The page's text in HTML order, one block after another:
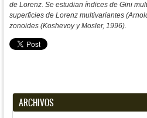
de Lorenz. Se estudian índices de Gini
superficies de Lorenz multivariantes
zonoides (Koshevoy y Mosler, 1996).
ARCHIVOS